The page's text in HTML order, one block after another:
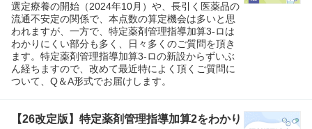
選定療養の開始（2024年10月）や、長引く医薬品の
流通不安定の関係で、本点数の算定機会は多いと思
われますが、一方で、特定薬剤管理指導加算3-ロは
わかりにくい部分も多く、日々多くのご質問を頂き
ます。特定薬剤管理指導加算3-ロの新設からずいぶ
ん経ちますので、改めて最近特によく頂くご質問に
ついて、Q＆A形式でお届けします。
【26改定版】特定薬剤管理指導加算2をわかり